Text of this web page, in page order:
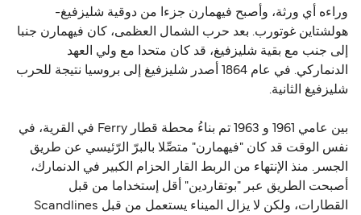
وراءه أي ورثة، وأصبح فيهمارن جزءا من دوقية شليزفيغ-
هولشتاين غوتورب. بعد حرب الشمال العظمى، كان فيهمارن جنبا
إلى جنب مع بقية شليزفيغ، قد كان متحدا مع ولي العهد
الدنماركي. في عام 1864 أصدر شليزفيغ إلى بروسيا نتيجة للحرب
شليزفيغ الثانية.
بين عامي 1961 و 1963 تم بناءُ محطة قطار Ferry في القرية، في
نفس الوقت قد كان "فيهمارن" متصِّلا بالبرّ الرّئيسي عن طريق
الجسر. منذ الإنتهاء من الربط القار الحزام الكبير في الدنمارك،
أصبحت الطريق عبر "بوتقاردين" أقل إستخداما من قبل
القطارات، ولكن لا يزال الميناء يستعمل من قبل Scandlines